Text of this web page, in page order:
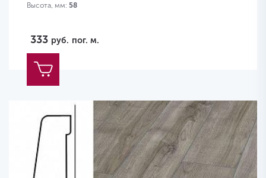
Высота, мм: 58
333 руб. пог. м.